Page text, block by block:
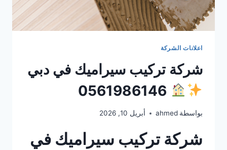
اعلانات الشركة
شركة تركيب سيراميك في دبي
بواسطة ahmed أبريل 10, 2026
شركة تركيب سيراميك في